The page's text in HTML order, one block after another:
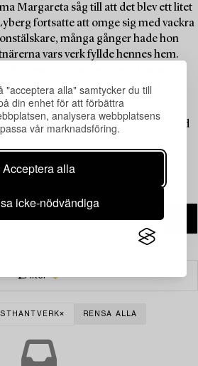
"acceptera alla" samtycker du till
din enhet för att förbättra
analysera webbplatsens
vår marknadsföring.
Acceptera alla
icke-nödvändiga
Margareta såg till att det blev ett litet
fortsatte att omge sig med vackra
många gånger hade hon
vars verk fyllde hennes hem.
över Emil Johansson-Thor, och
m.fl. skrev hon ”Svensk
på Signums förlag 1986.
för Bukowskis som uppskattad
Filter
RENSA ALLA